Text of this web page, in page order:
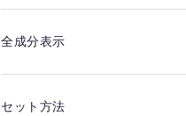
全成分表示
セット方法